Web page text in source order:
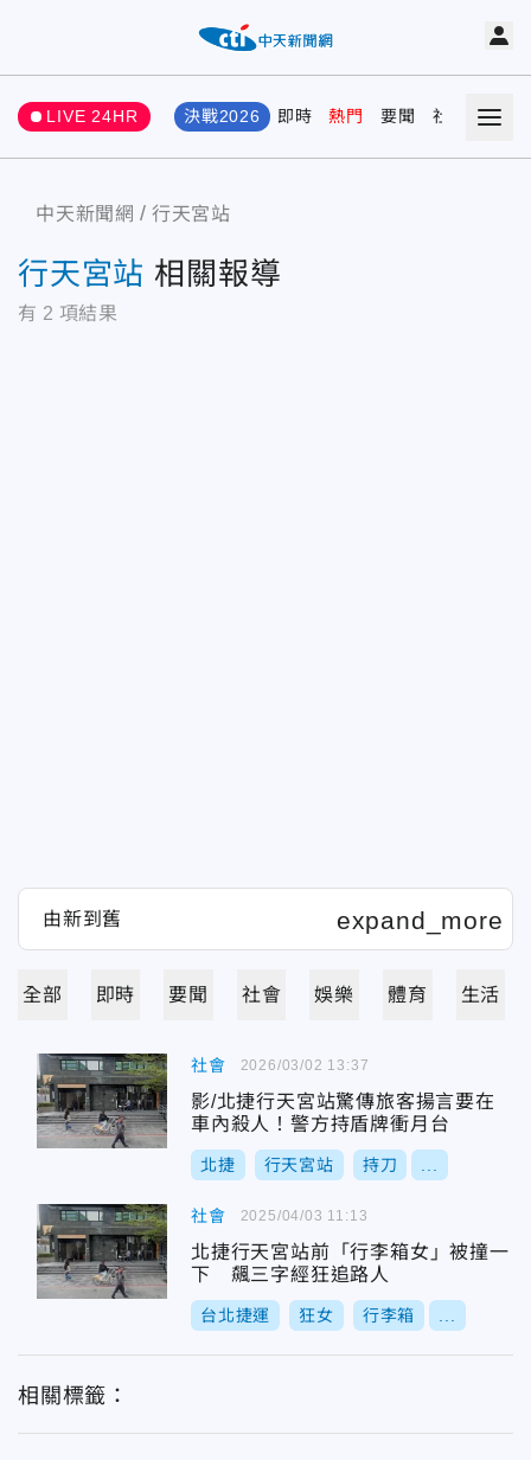
LIVE 24HR 決戰2026 即時 熱門 要聞 社會 娛樂
中天新聞網 行天宮站
行天宮站 相關報導
有 2 項結果
全部 即時 要聞 社會 娛樂 體育 生活
社會
影/北捷行天宮站驚傳旅客揚言要在
車內殺人！警方持盾牌衝月台
北捷 行天宮站 持刀
2026/03/02 13:37
社會
北捷行天宮站前「行李箱女」被撞一
下 飆三字經狂追路人
台北捷運 狂女 行李箱
2025/04/03 11:13
相關標籤：